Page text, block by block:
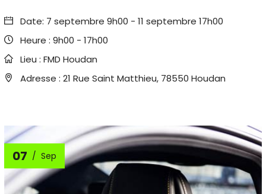
Date: 7 septembre 9h00 -11 septembre 17h00
Heure : 9h00 - 17h00
Lieu : FMD Houdan
Adresse : 21 Rue Saint Matthieu, 78550 Houdan
07 Sep